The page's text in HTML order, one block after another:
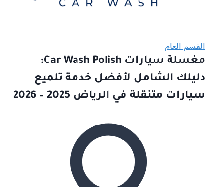
القسم العام
مغسلة سيارات Car Wash Polish:
دليلك الشامل لأفضل خدمة تلميع
سيارات متنقلة في الرياض 2025 – 2026